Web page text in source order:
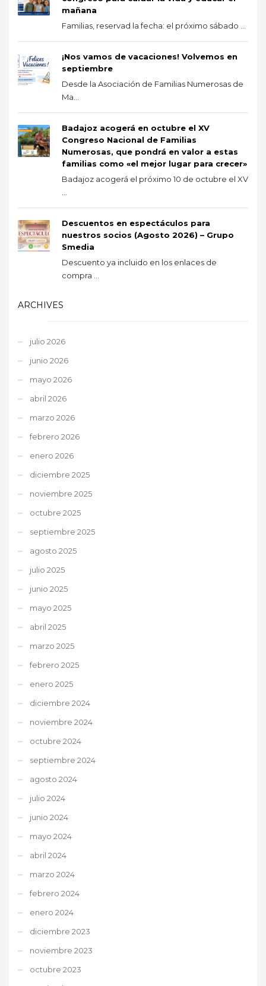
mañana
Familias, reservad la fecha: el próximo sábado ...
¡Nos vamos de vacaciones! Volvemos en
septiembre
Desde la Asociación de Familias Numerosas de
Ma...
Badajoz acogerá en octubre el XV
Congreso Nacional de Familias
Numerosas, que pondrá en valor a estas
familias como «el mejor lugar para crecer»
Badajoz acogerá el próximo 10 de octubre el XV
Descuentos en espectáculos para
nuestros socios (Agosto 2026) – Grupo
Smedia
Descuento ya incluido en los enlaces de
compra ...
ARCHIVES
julio 2026
junio 2026
mayo 2026
abril 2026
marzo 2026
febrero 2026
enero 2026
diciembre 2025
noviembre 2025
octubre 2025
septiembre 2025
agosto 2025
julio 2025
junio 2025
mayo 2025
abril 2025
marzo 2025
febrero 2025
enero 2025
diciembre 2024
noviembre 2024
octubre 2024
septiembre 2024
agosto 2024
julio 2024
junio 2024
mayo 2024
abril 2024
marzo 2024
febrero 2024
enero 2024
diciembre 2023
noviembre 2023
octubre 2023